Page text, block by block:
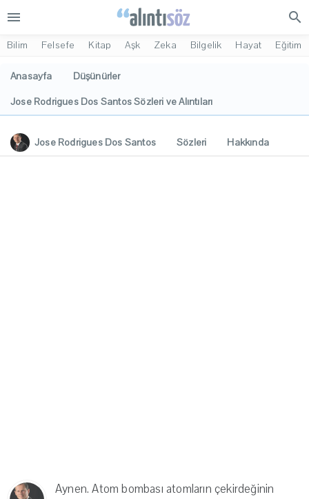
menu search
Bilim Felsefe Kitap Aşk Zeka Bilgelik Hayat Eğitim
Anasayfa
Düşünürler
Jose Rodrigues Dos Santos Sözleri ve Alıntıları
Jose Rodrigues Dos Santos Sözleri
Hakkında
Aynen. Atom bombası atomların çekirdeğinin